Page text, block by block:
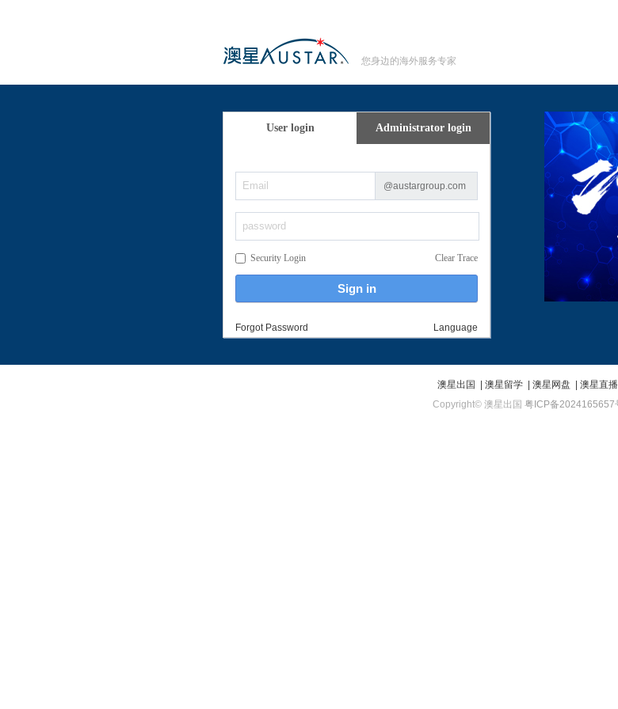
您身边的海外服务专家
User login Administrator login
@austargroup.com
Security Login Clear Trace
Forgot Password Language
澳星出国 | 澳星留学 | 澳星网盘 | 澳星直
Copyright© 澳星出国 粤ICP备2024165657